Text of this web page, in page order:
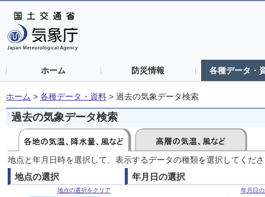
ホーム 防災情報 各種データ・
ホーム > 各種データ・資料 > 過去の気象データ検索
過去の気象データ検索
地点と年月日時を選択して、表示するデータの種類を選択してくだ
地点の選択
地点の選択をクリア
年月日の選択
年月日